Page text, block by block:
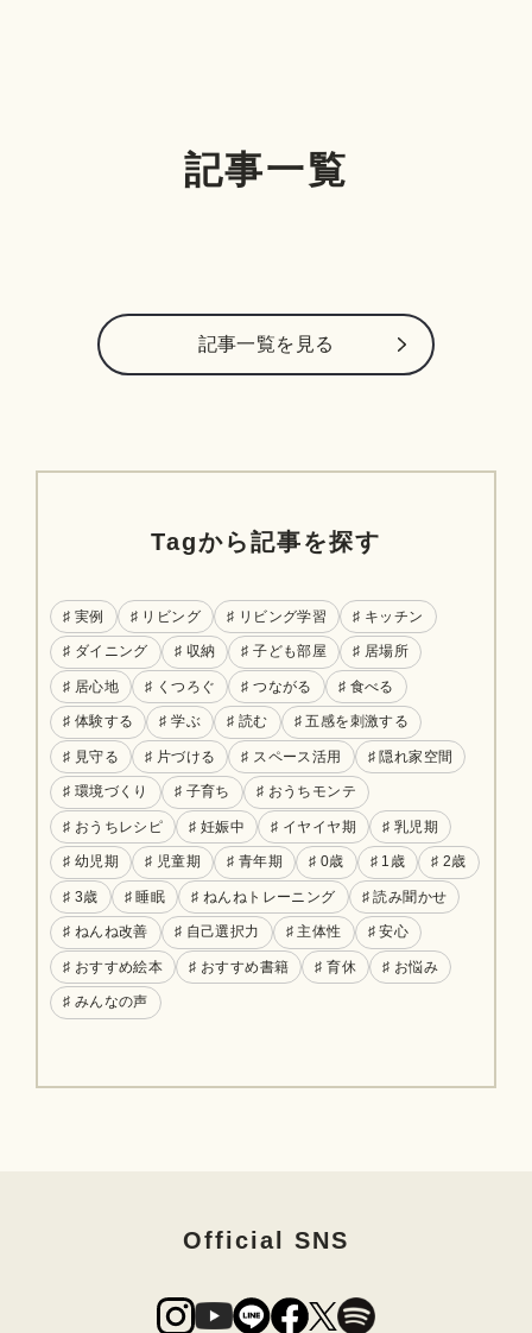
記事一覧
記事⼀覧を⾒る
Tagから記事を探す
♯ 実例 ♯ リビング ♯ リビング学習 ♯ キッチン
♯ ダイニング ♯ 収納 ♯ 子ども部屋 ♯ 居場所
♯ 居心地 ♯ くつろぐ ♯ つながる ♯ 食べる
♯ 体験する ♯ 学ぶ ♯ 読む ♯ 五感を刺激する
♯ 見守る ♯ 片づける ♯ スペース活用 ♯ 隠れ家空間
♯ 環境づくり ♯ 子育ち ♯ おうちモンテ
♯ おうちレシピ ♯ 妊娠中 ♯ イヤイヤ期 ♯ 乳児期
♯ 幼児期 ♯ 児童期 ♯ 青年期 ♯ 0歳 ♯ 1歳 ♯ 2歳
♯ 3歳 ♯ 睡眠 ♯ ねんねトレーニング ♯ 読み聞かせ
♯ ねんね改善 ♯ 自己選択力 ♯ 主体性 ♯ 安心
♯ おすすめ絵本 ♯ おすすめ書籍 ♯ 育休 ♯ お悩み
♯ みんなの声
Official SNS